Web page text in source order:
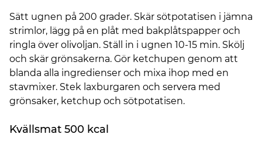
Sätt ugnen på 200 grader. Skär sötpotatisen i jämna
strimlor, lägg på en plåt med bakplåtspapper och
ringla över olivoljan. Ställ in i ugnen 10-15 min. Skölj
och skär grönsakerna. Gör ketchupen genom att
blanda alla ingredienser och mixa ihop med en
stavmixer. Stek laxburgaren och servera med
grönsaker, ketchup och sötpotatisen.
Kvällsmat 500 kcal